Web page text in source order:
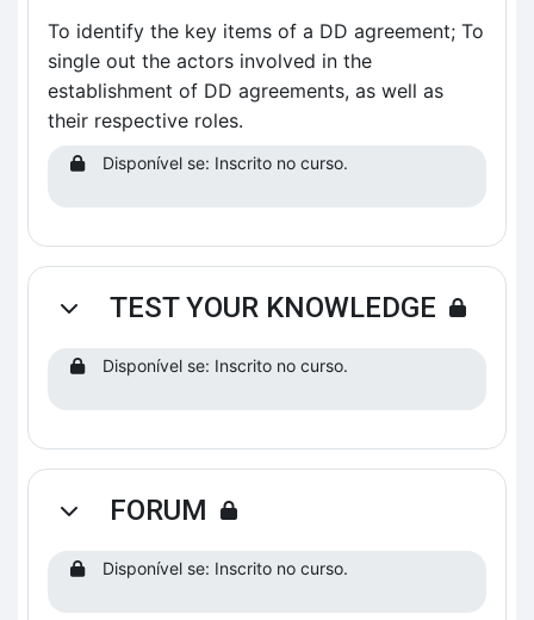
To identify the key items of a DD agreement; To
single out the actors involved in the
establishment of DD agreements, as well as
their respective roles.
Disponível se: Inscrito no curso.
ContrairTEST YOUR KNOWLEDGE
Disponível se: Inscrito no curso.
ContrairFORUM
Disponível se: Inscrito no curso.